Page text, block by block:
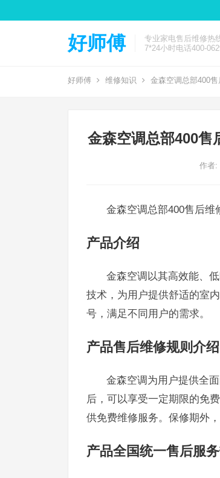
好师傅
专业家电售后维修热
7*24小时电话400-
好师傅 维修知识 金森空调总部400
金森空调总部400售
作者:
金森空调总部400售后维
产品介绍
金森空调以其高效能、
技术，为用户提供舒适的室
号，满足不同用户的需求。
产品售后维修规则介绍
金森空调为用户提供全
后，可以享受一定期限的免
供免费维修服务。保修期外
产品全国统一售后服